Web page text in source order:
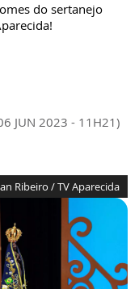
do sertanejo
JUN 2023 - 11H21)
Ribeiro / TV Aparecida